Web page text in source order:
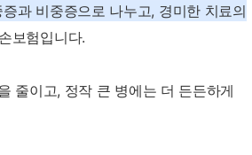
과 비중증으로 나누고, 경미한 치료의
보험입니다.
줄이고, 정작 큰 병에는 더 든든하게